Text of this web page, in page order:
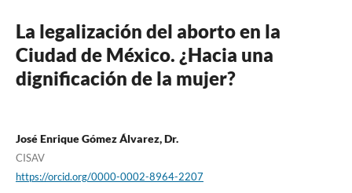
La legalización del aborto en la
Ciudad de México. ¿Hacia una
dignificación de la mujer?
José Enrique Gómez Álvarez, Dr.
CISAV
https://orcid.org/0000-0002-8964-2207